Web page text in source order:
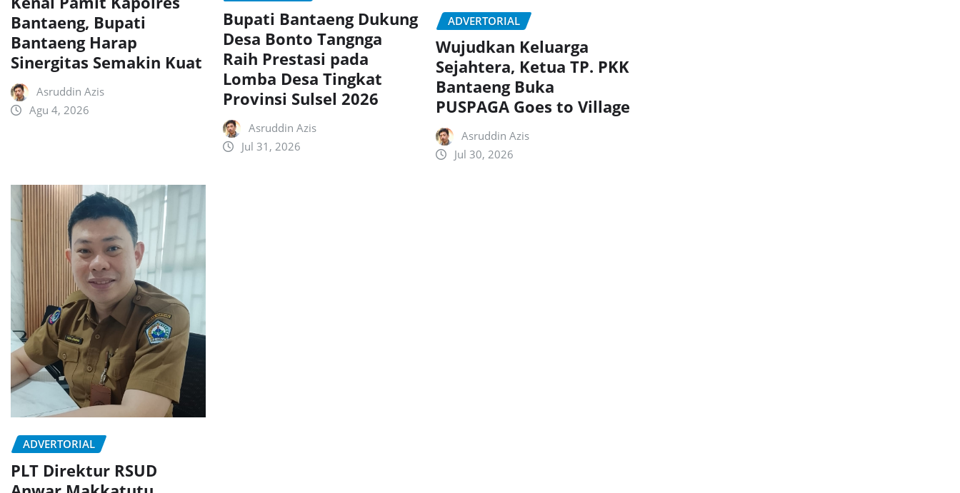
Bantaeng, Bupati
Bantaeng Harap
Sinergitas Semakin Kuat
Asruddin Azis
Agu 4, 2026
Bupati Bantaeng Dukung
Desa Bonto Tangnga
Raih Prestasi pada
Lomba Desa Tingkat
Provinsi Sulsel 2026
Asruddin Azis
Jul 31, 2026
ADVERTORIAL
Wujudkan Keluarga
Sejahtera, Ketua TP. PKK
Bantaeng Buka
PUSPAGA Goes to Village
Asruddin Azis
Jul 30, 2026
ADVERTORIAL
PLT Direktur RSUD